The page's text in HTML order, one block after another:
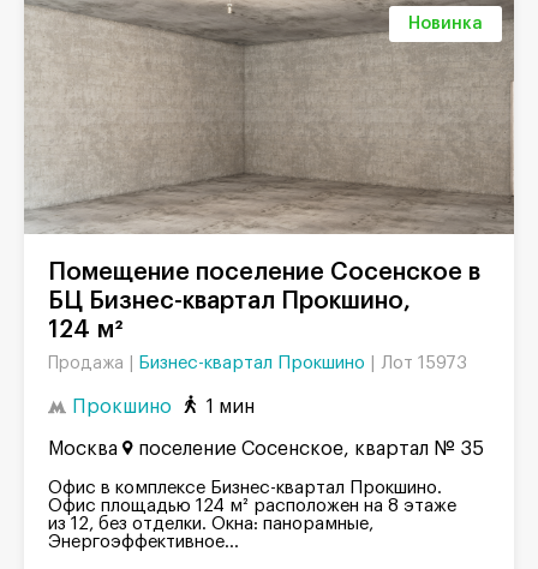
Новинка
БЦ Бизнес-квартал Прокшино,
124 м²
Продажа | Бизнес-квартал Прокшино Лот 15973
Прокшино 1 мин
Москва поселение Сосенское, квартал № 35
Офис в комплексе Бизнес-квартал Прокшино.
Офис площадью 124 м² расположен на 8 этаже
из 12, без отделки. Окна: панорамные,
Энергоэффективное...